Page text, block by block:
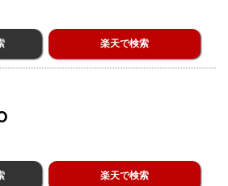
楽天で検索
楽天で検索